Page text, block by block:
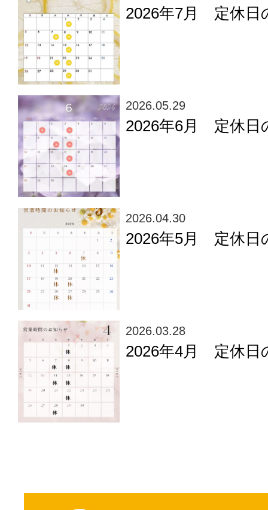
2026年7月 定休日
2026.05.29
2026年6月 定休日
2026.04.30
2026年5月 定休日
2026.03.28
2026年4月 定休日